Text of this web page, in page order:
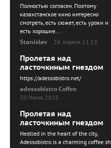
Полностью согласен. Поэтому
казахстанское кино интересно
смотреть, есть сюжет, есть уроки и
есть хорошие...
Stanislav
28 Апреля 11:13
Пролетая над
ласточкиным гнездом
https://adessobistro.net/
adessobistro Coffee
30 Июня, 2025
Пролетая над
ласточкиным гнездом
Nestled in the heart of the city,
Adessobistro is a charming coffee